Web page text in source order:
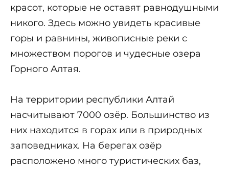
красот, которые не оставят равнодушными
никого. Здесь можно увидеть красивые
горы и равнины, живописные реки с
множеством порогов и чудесные озера
Горного Алтая.
На территории республики Алтай
насчитывают 7000 озёр. Большинство из
них находится в горах или в природных
заповедниках. На берегах озёр
расположено много туристических баз,